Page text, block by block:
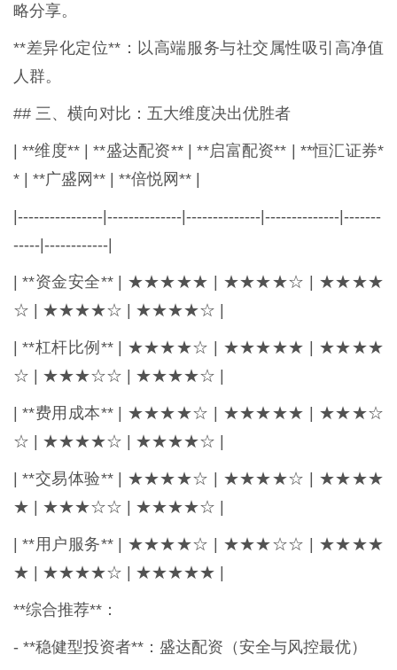
略分享。
**差异化定位**：以高端服务与社交属性吸引高净值
人群。
## 三、横向对比：五大维度决出优胜者
| **维度** | **盛达配资** | **启富配资** | **恒汇证券*
* | **广盛网** | **倍悦网** |
|----------------|--------------|--------------|--------------|-------
-----|------------|
| **资金安全** | ★★★★★ | ★★★★☆ | ★★★★
☆ | ★★★★☆ | ★★★★☆ |
| **杠杆比例** | ★★★★☆ | ★★★★★ | ★★★★
☆ | ★★★☆☆ | ★★★★☆ |
| **费用成本** | ★★★★☆ | ★★★★★ | ★★★☆
☆ | ★★★★☆ | ★★★★☆ |
| **交易体验** | ★★★★☆ | ★★★★☆ | ★★★★
★ | ★★★☆☆ | ★★★★☆ |
| **用户服务** | ★★★★☆ | ★★★☆☆ | ★★★★
★ | ★★★★☆ | ★★★★★ |
**综合推荐**：
- **稳健型投资者**：盛达配资（安全与风控最优）